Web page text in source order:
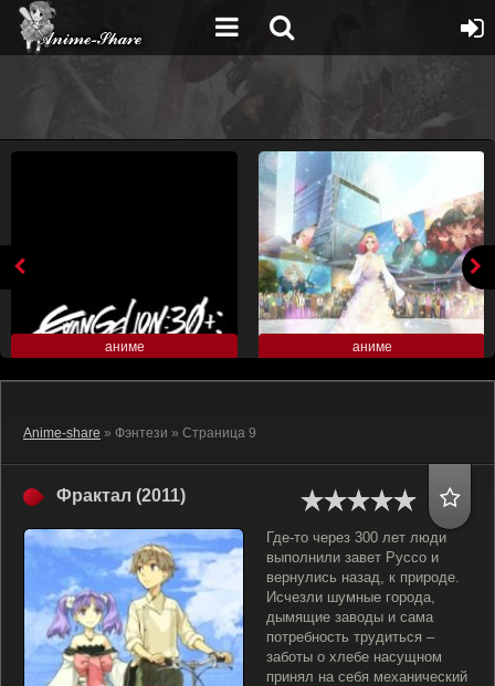
аниме аниме
Anime-share » Фэнтези » Страница 9
Фрактал (2011)
Где-то через 300 лет люди
выполнили завет Руссо и
вернулись назад, к природе.
Исчезли шумные города,
дымящие заводы и сама
потребность трудиться –
заботы о хлебе насущном
принял на себя механический